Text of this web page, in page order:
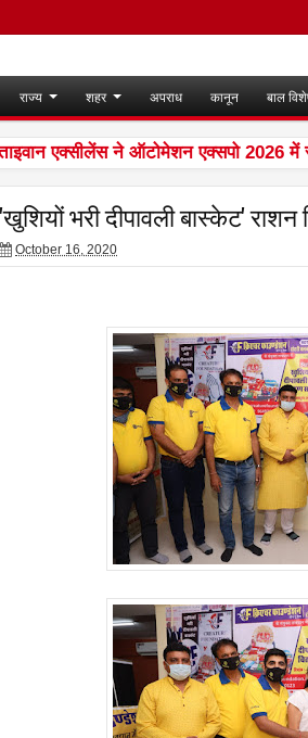
राज्य शहर अपराध कानून बाल
एक्सीलेंस ने ऑटोमेशन एक्सपो 2026 में
भरी दीपावली बास्केट' राशन
October 16, 2020